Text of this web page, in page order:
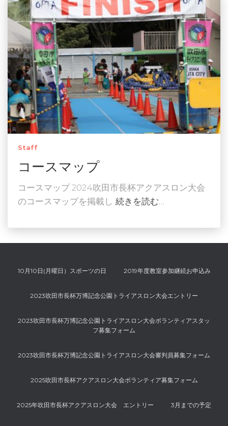
Staff
コースマップ
コースマップ 2024吹田市長杯アクアスロン大会
のコースマップを掲載し 続きを読む…
10月10日(月曜日）スポーツの日 2019年度教室参加継続お申込み
2023吹田市長杯万博記念公園トライアスロン大会エントリー
2023吹田市長杯万博記念公園トライアスロン大会ボランティアスタッ
フ募集フォーム
2023吹田市長杯万博記念公園トライアスロン大会審判員募集フォーム
2025吹田市長杯アクアスロン大会ボランティア募集フォーム
2025年吹田市長杯アクアスロン大会 エントリー 3月までの予定